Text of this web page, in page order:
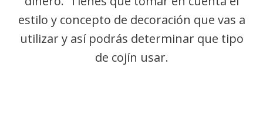
estilo y concepto de decoración que vas a
utilizar y así podrás determinar que tipo
de cojín usar.